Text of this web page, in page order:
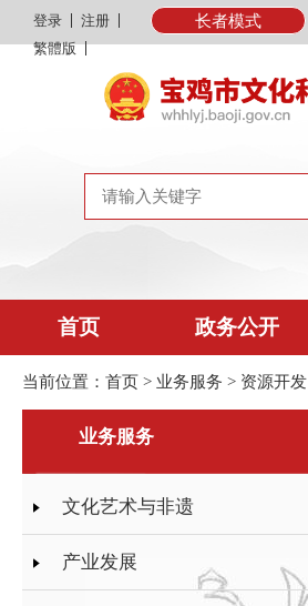
长者模式
登录
注册
繁體版
首页 政务公开
当前位置： 首页 > 业务服务 > 资源开发
业务服务
文化艺术与非遗
产业发展